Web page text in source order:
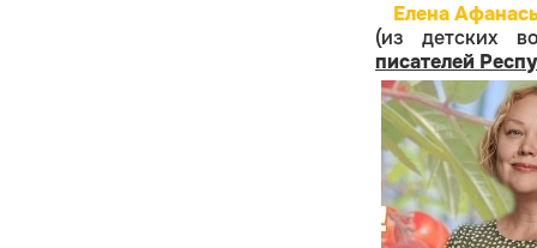
Елена
(из детских
писателей